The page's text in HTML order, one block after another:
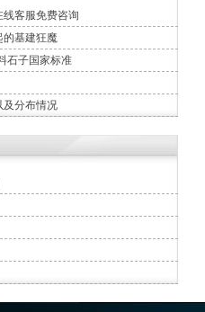
客服免费咨询
的基建狂魔
石子国家标准
及分布情况